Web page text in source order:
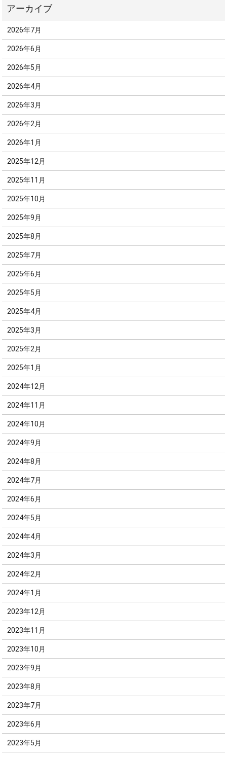
2026年7月
2026年6月
2026年5月
2026年4月
2026年3月
2026年2月
2026年1月
2025年12月
2025年11月
2025年10月
2025年9月
2025年8月
2025年7月
2025年6月
2025年5月
2025年4月
2025年3月
2025年2月
2025年1月
2024年12月
2024年11月
2024年10月
2024年9月
2024年8月
2024年7月
2024年6月
2024年5月
2024年4月
2024年3月
2024年2月
2024年1月
2023年12月
2023年11月
2023年10月
2023年9月
2023年8月
2023年7月
2023年6月
2023年5月